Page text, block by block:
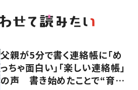
父親が5分で書く連絡帳に「め
っちゃ面白い」「楽しい連絡帳」
の声 書き始めたことで“育児